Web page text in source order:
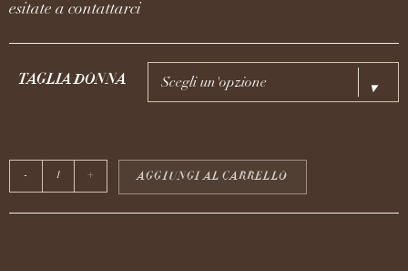
esitate a contattarci
TAGLIA DONNA Scegli un'opzione
- + AGGIUNGI AL CARRELLO